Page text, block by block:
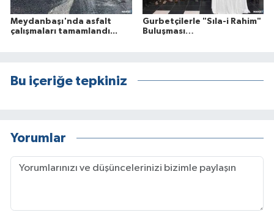
Meydanbaşı'nda asfalt
çalışmaları tamamlandı...
Gurbetçilerle "Sıla-i Rahim"
Buluşması…
Bu içeriğe tepkiniz
Yorumlar